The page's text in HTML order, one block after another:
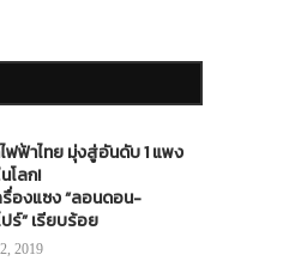
ฟฟ้าไทย มุ่งสู่อันดับ 1 แพง
โลก!
รื่องแซง “ลอนดอน-
ร์” เรียบร้อย
2019